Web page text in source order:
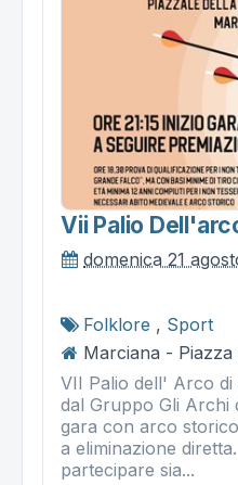
Vii Palio
domenica 21
Folklore , Sport
Marciana -
VII Palio dell' Arco
dal Gruppo Gli Archi
gara con arco
a eliminazione
partecipare sia...